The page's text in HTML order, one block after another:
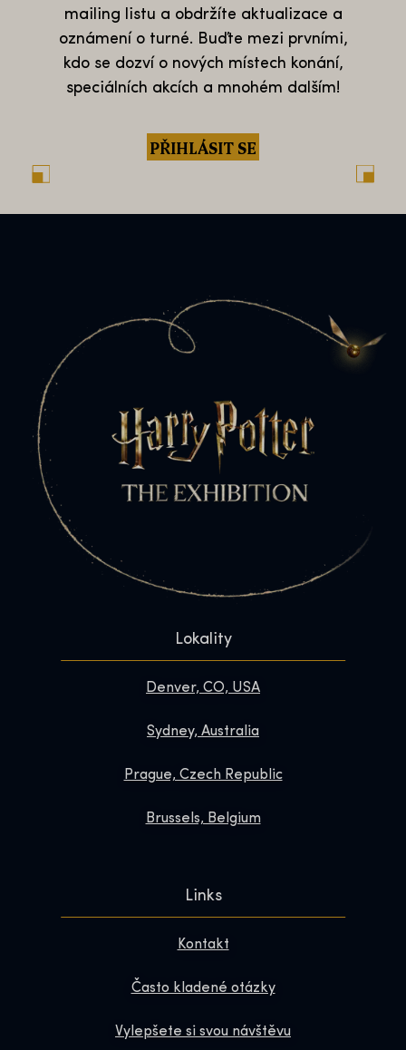
mailing listu a obdržíte aktualizace a
oznámení o turné. Buďte mezi prvními,
kdo se dozví o nových místech konání,
speciálních akcích a mnohém dalším!
PŘIHLÁSIT SE
Lokality
Denver, CO, USA
Sydney, Australia
Prague, Czech Republic
Brussels, Belgium
Links
Kontakt
Často kladené otázky
Vylepšete si svou návštěvu